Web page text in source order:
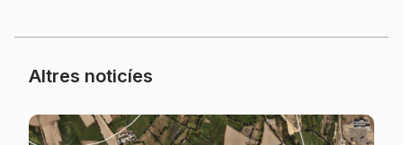
Altres noticíes